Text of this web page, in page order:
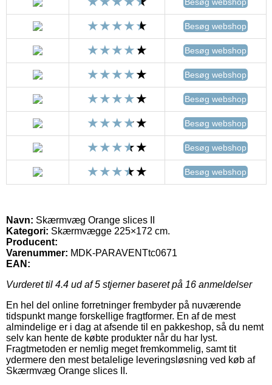
Besøg webshop
Besøg webshop
Besøg webshop
Besøg webshop
Besøg webshop
Besøg webshop
Besøg webshop
Navn: Skærmvæg Orange slices II
Kategori: Skærmvægge 225×172 cm.
Producent:
Varenummer: MDK-PARAVENTtc0671
EAN:
Vurderet til 4.4 ud af 5 stjerner baseret på 16 anmeldelser
En hel del online forretninger frembyder på nuværende
tidspunkt mange forskellige fragtformer. En af de mest
almindelige er i dag at afsende til en pakkeshop, så du nemt
selv kan hente de købte produkter når du har lyst.
Fragtmetoden er nemlig meget fremkommelig, samt tit
ydermere den mest betalelige leveringsløsning ved køb af
Skærmvæg Orange slices II.